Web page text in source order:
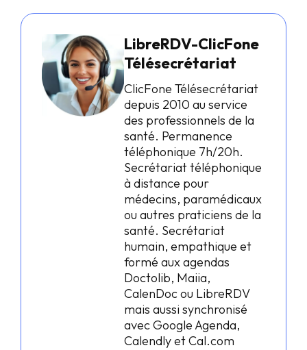
LibreRDV-ClicFone
Télésecrétariat
ClicFone Télésecrétariat
depuis 2010 au service
des professionnels de la
santé. Permanence
téléphonique 7h/20h.
Secrétariat téléphonique
à distance pour
médecins, paramédicaux
ou autres praticiens de la
santé. Secrétariat
humain, empathique et
formé aux agendas
Doctolib, Maiia,
CalenDoc ou LibreRDV
mais aussi synchronisé
avec Google Agenda,
Calendly et Cal.com